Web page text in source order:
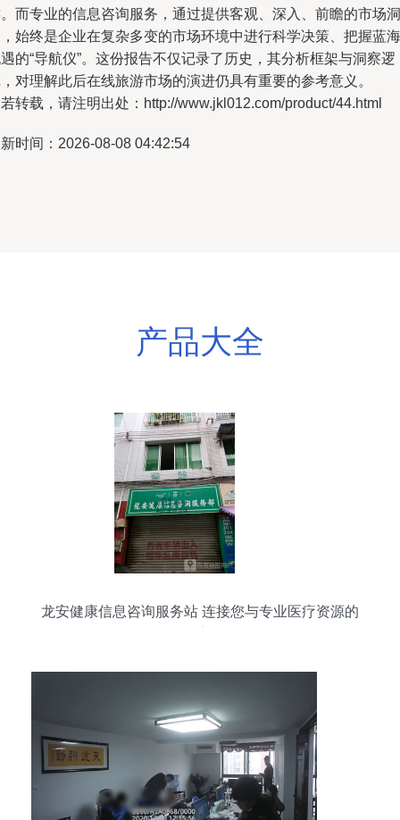
而专业的信息咨询服务，通过提供客观、深入、前瞻的市场洞
始终是企业在复杂多变的市场环境中进行科学决策、把握蓝海
的“导航仪”。这份报告不仅记录了历史，其分析框架与洞察逻
对理解此后在线旅游市场的演进仍具有重要的参考意义。
转载，请注明出处：http://www.jkl012.com/product/44.html
时间：2026-08-08 04:42:54
产品大全
龙安健康信息咨询服务站 连接您与专业医疗资源的